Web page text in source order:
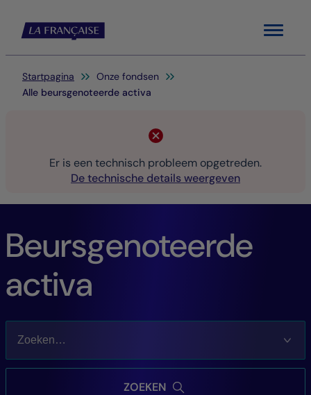
Menu
Je bent hier:
Startpagina
Onze fondsen
Alle beursgenoteerde activa
Er is een technisch probleem opgetreden.
De technische details weergeven
Beursgenoteerde
activa
ZOEKEN